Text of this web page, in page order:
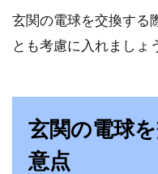
かり
が、
玄関の電球を交換する
とも考慮に入れましょ
玄関の電球
意点